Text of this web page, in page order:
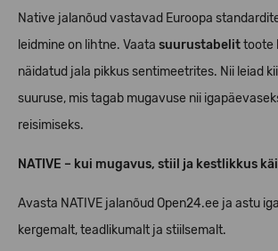
Native jalanõud vastavad Euroopa
leidmine on lihtne. Vaata suurustabelittoote
näidatud jala pikkus sentimeetrites. Nii leiad
suuruse, mis tagab mugavuse nii
reisimiseks.
NATIVE – kui mugavus, stiil ja kestlikkus
Avasta NATIVE jalanõud Open24.ee ja astu
kergemalt, teadlikumalt ja stiilsemalt.